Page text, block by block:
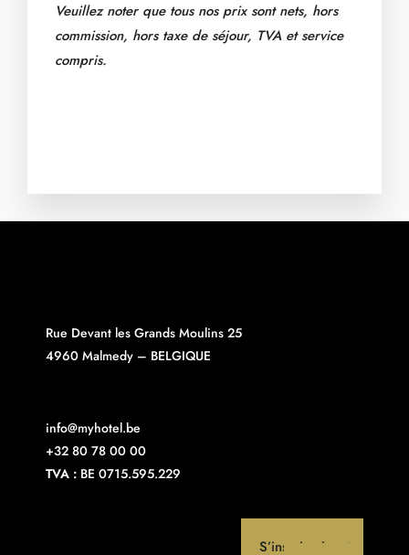
Veuillez noter que tous nos prix sont nets, hors
commission, hors taxe de séjour, TVA et service
compris.
Rue Devant les Grands Moulins 25
4960 Malmedy – BELGIQUE
info@myhotel.be
+32 80 78 00 00
TVA : BE 0715.595.229
S’inscrire à notre